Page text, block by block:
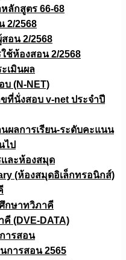
ลักสูตร 66-68
2/2568
อน 2/2568
ช้ห้องสอน 2/2568
ะเมินผล
บ (N-NET)
ที่นั่งสอบ v-net ประจำปี
นผลการเรียน-ระดับคะแนน
ไป
เละห้องสมุด
(ห้องสมุดอิเล็กทรอนิกส์)
กษาทวิภาคี
(DVE-DATA)
ารสอน
การสอน 2565